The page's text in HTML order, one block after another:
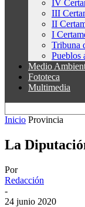
IV
III
II
I
Tribuna
Pueblos
Medio
Fototeca
Multimedia
Inicio Provincia
La
Por
Redacción
-
24 junio 2020